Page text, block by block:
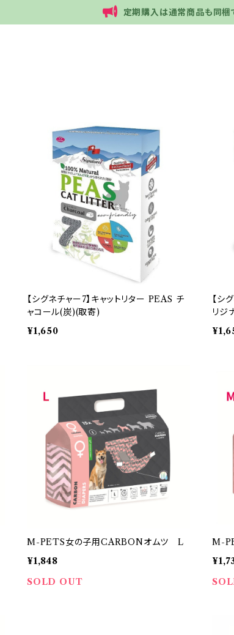
定期購入は通常商品も同梱
【シグネチャー7】キャットリター PEAS チ
ャコール(炭)(取寄)
¥1,650
【シ
リジ
M-PETS女の子用CARBONオムツ L
¥1,848
SOLD OUT
M-